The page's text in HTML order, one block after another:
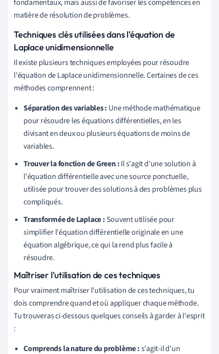
fondamentaux, mais aussi de favoriser les compétences en
matière de résolution de problèmes.
Techniques clés utilisées dans l'équation de
Laplace unidimensionnelle
Il existe plusieurs techniques employées pour résoudre
l'équation de Laplace unidimensionnelle. Certaines de ces
méthodes comprennent :
Séparation des variables : Une méthode mathématique
pour résoudre les équations différentielles, en les
divisant en deux ou plusieurs équations de moins de
variables.
Trouver la fonction de Green :Il s'agit d'une solution à
l'équation différentielle avec une source ponctuelle,
utilisée pour trouver des solutions à des problèmes plus
compliqués.
Transformée de Laplace : Souvent utilisée pour
simplifier l'équation différentielle originale en une
équation algébrique, ce qui la rend plus facile à
résoudre.
Maîtriser l'utilisation de ces techniques
Pour vraiment maîtriser l'utilisation de ces techniques, tu
dois comprendre quand et où appliquer chaque méthode.
Tu trouveras ci-dessous quelques conseils à garder à l'esprit
:
Comprends la nature du problème :s'agit-il d'un